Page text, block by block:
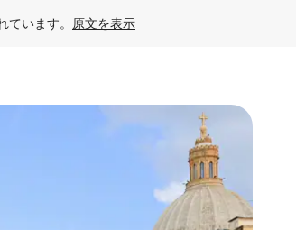
います。 原文を表示